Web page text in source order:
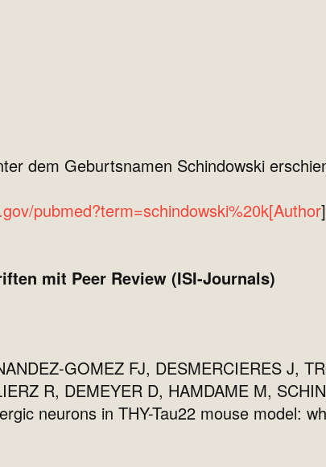
dem Geburtsnamen Schindowski
pubmed?term=schindowski%20k[Author]
mit Peer Review (ISI-Journals)
GOMEZ FJ, DESMERCIERES J,
R, DEMEYER D, HAMDAME M,
neurons in THY-Tau22 mouse model: